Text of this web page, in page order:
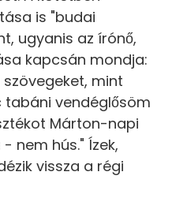
is "budai
ugyanis az írónő,
kapcsán mondja:
mint
tabáni vendéglősöm
Márton-napi
nem hús." Ízek,
vissza a régi